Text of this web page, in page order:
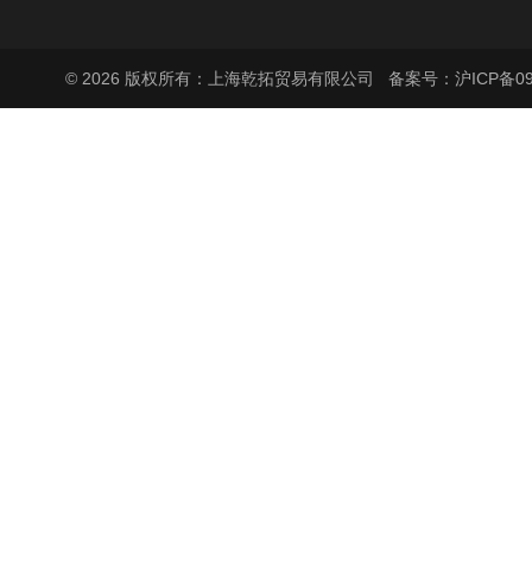
© 2026 版权所有：上海乾拓贸易有限公司 备案号：沪ICP备